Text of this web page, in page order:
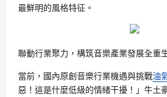
最鮮明的風格特征。
聯動行業聚力，構筑音樂產業發展全重
當前，國內原創音樂行業機遇與挑戰油
惡！這是什麼低級的情緒干擾！」牛土